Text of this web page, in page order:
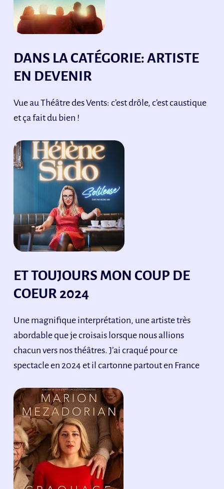
DANS LA CATÉGORIE: ARTISTE
EN DEVENIR
Vue au Théâtre des Vents: c’est drôle, c’est caustique
et ça fait du bien !
ET TOUJOURS MON COUP DE
COEUR 2024
Une magnifique interprétation, une artiste très
abordable que je croisais lorsque nous allions
chacun vers nos théâtres. J’ai craqué pour ce
spectacle en 2024 et il cartonne partout en France